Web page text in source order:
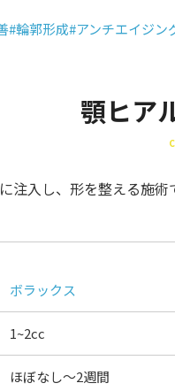
#輪郭形成#アンチエイジン
顎ヒア
注入し、形を整える施術
ボラックス
1~2cc
ほぼなし〜2週間